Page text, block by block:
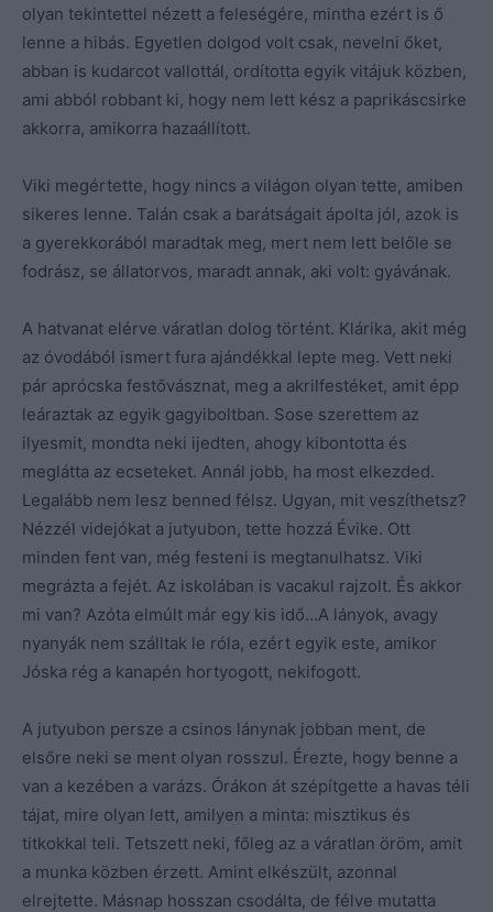
olyan tekintettel nézett a feleségére, mintha ezért is ő
lenne a hibás. Egyetlen dolgod volt csak, nevelni őket,
abban is kudarcot vallottál, ordította egyik vitájuk közben,
ami abból robbant ki, hogy nem lett kész a paprikáscsirke
akkorra, amikorra hazaállított.
Viki megértette, hogy nincs a világon olyan tette, amiben
sikeres lenne. Talán csak a barátságait ápolta jól, azok is
a gyerekkorából maradtak meg, mert nem lett belőle se
fodrász, se állatorvos, maradt annak, aki volt: gyávának.
A hatvanat elérve váratlan dolog történt. Klárika, akit még
az óvodából ismert fura ajándékkal lepte meg. Vett neki
pár aprócska festővásznat, meg a akrilfestéket, amit épp
leáraztak az egyik gagyiboltban. Sose szerettem az
ilyesmit, mondta neki ijedten, ahogy kibontotta és
meglátta az ecseteket. Annál jobb, ha most elkezded.
Legalább nem lesz benned félsz. Ugyan, mit veszíthetsz?
Nézzél videjókat a jutyubon, tette hozzá Évike. Ott
minden fent van, még festeni is megtanulhatsz. Viki
megrázta a fejét. Az iskolában is vacakul rajzolt. És akkor
mi van? Azóta elmúlt már egy kis idő…A lányok, avagy
nyanyák nem szálltak le róla, ezért egyik este, amikor
Jóska rég a kanapén hortyogott, nekifogott.
A jutyubon persze a csinos lánynak jobban ment, de
elsőre neki se ment olyan rosszul. Érezte, hogy benne a
van a kezében a varázs. Órákon át szépítgette a havas téli
tájat, mire olyan lett, amilyen a minta: misztikus és
titkokkal teli. Tetszett neki, főleg az a váratlan öröm, amit
a munka közben érzett. Amint elkészült, azonnal
elrejtette. Másnap hosszan csodálta, de félve mutatta